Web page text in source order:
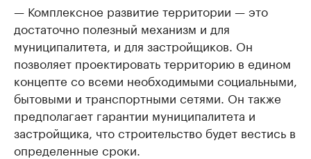
— Комплексное развитие территории — это
достаточно полезный механизм и для
муниципалитета, и для застройщиков. Он
позволяет проектировать территорию в едином
концепте со всеми необходимыми социальными,
бытовыми и транспортными сетями. Он также
предполагает гарантии муниципалитета и
застройщика, что строительство будет вестись в
определенные сроки.